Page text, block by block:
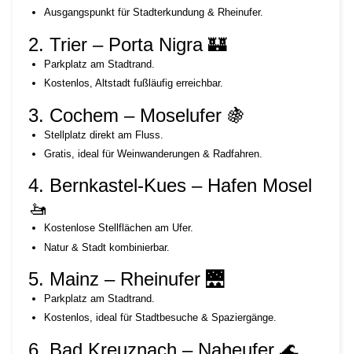
Ausgangspunkt für Stadterkundung & Rheinufer.
2. Trier – Porta Nigra 🏰
Parkplatz am Stadtrand.
Kostenlos, Altstadt fußläufig erreichbar.
3. Cochem – Moselufer 🍇
Stellplatz direkt am Fluss.
Gratis, ideal für Weinwanderungen & Radfahren.
4. Bernkastel-Kues – Hafen Mosel
🚤
Kostenlose Stellflächen am Ufer.
Natur & Stadt kombinierbar.
5. Mainz – Rheinufer 🌉
Parkplatz am Stadtrand.
Kostenlos, ideal für Stadtbesuche & Spaziergänge.